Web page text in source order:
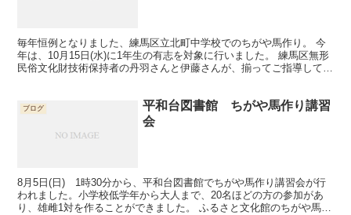
毎年恒例となりました、練馬区立北町中学校でのちがや馬作り。 今
年は、10月15日(水)に1年生の有志を対象に行いました。 練馬区無形
民俗文化財技術保持者の丹羽さんと伊藤さんが、揃ってご指導してく
ブログ
平和台図書館 ちがや馬作り講習
会
8月5日(日) 1時30分から、平和台図書館でちがや馬作り講習会が行
われました。小学校低学年から大人まで、20名ほどの方の参加があ
り、雄雌1対を作ることができました。 ふるさと文化館のちがや馬作